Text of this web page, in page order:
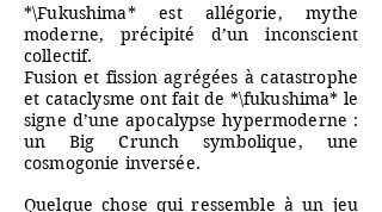
*\Fukushima* est allégorie, mythe
moderne, précipité d’un inconscient
collectif.
Fusion et fission agrégées à catastrophe
et cataclysme ont fait de *\fukushima* le
signe d’une apocalypse hypermoderne :
un Big Crunch symbolique, une
cosmogonie inversée.
Quelque chose qui ressemble à un jeu